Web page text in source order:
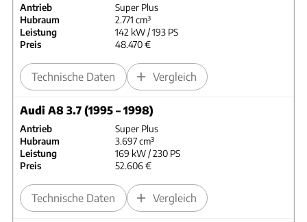
Antrieb
Super Plus
Hubraum
2.771 cm³
Leistung
142 kW / 193 PS
Preis
48.470 €
Technische Daten Vergleich
Audi A8 3.7 (1995 – 1998)
Antrieb
Super Plus
Hubraum
3.697 cm³
Leistung
169 kW / 230 PS
Preis
52.606 €
Technische Daten Vergleich